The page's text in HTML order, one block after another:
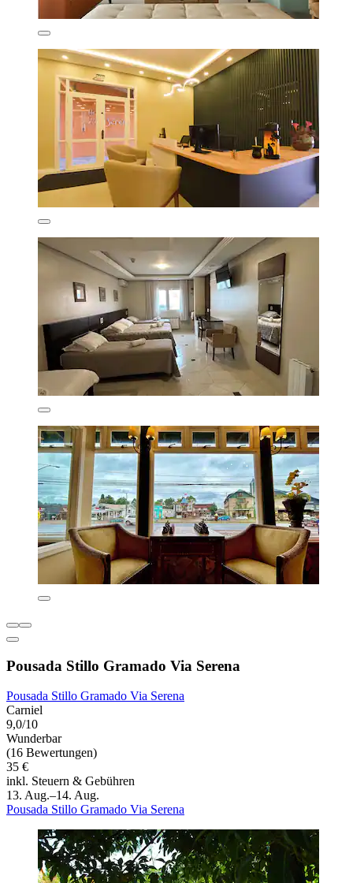
Pousada Stillo Gramado Via Serena
Pousada Stillo Gramado Via Serena
Carniel
9,0/10
Wunderbar
(16 Bewertungen)
35 €
inkl. Steuern & Gebühren
13. Aug.–14. Aug.
Pousada Stillo Gramado Via Serena